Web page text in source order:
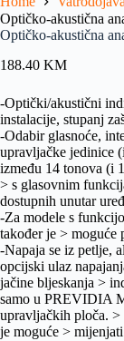
Optičko-akustična
Optičko-akustična
188.40 KM
-Optički/akustični
instalacije, stupanj
-Odabir glasnoće,
upravljačke jedinice
između 14 tonova (i
> s glasovnim
dostupnih unutar
-Za modele s
također je > moguće
-Napaja se iz petlje,
opcijski ulaz
jačine bljeskanja >
samo u PREVIDIA
upravljačkih ploča. >
je moguće >